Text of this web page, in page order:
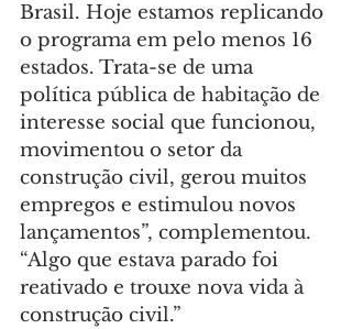
Brasil. Hoje estamos replicando
o programa em pelo menos 16
estados. Trata-se de uma
política pública de habitação de
interesse social que funcionou,
movimentou o setor da
construção civil, gerou muitos
empregos e estimulou novos
lançamentos”, complementou.
“Algo que estava parado foi
reativado e trouxe nova vida à
construção civil.”